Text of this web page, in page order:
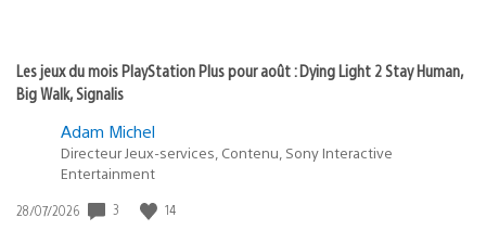
Les jeux du mois PlayStation Plus pour août : Dying Light 2 Stay Human,
Big Walk, Signalis
Adam Michel
Directeur Jeux-services, Contenu, Sony Interactive
Entertainment
Date
28/07/2026 3 14